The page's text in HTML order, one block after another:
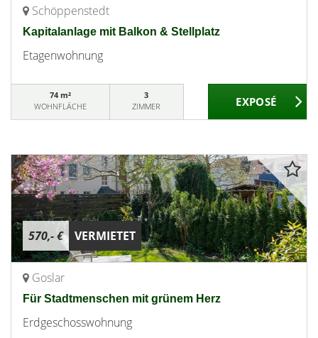
Schöppenstedt
Kapitalanlage mit Balkon & Stellplatz
Etagenwohnung
74 m²
WOHNFLÄCHE
3
ZIMMER
570,- € VERMIETET
Goslar
Für Stadtmenschen mit grünem Herz
Erdgeschosswohnung